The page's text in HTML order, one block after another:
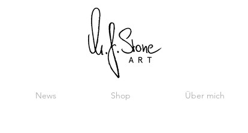
News Shop Über mich